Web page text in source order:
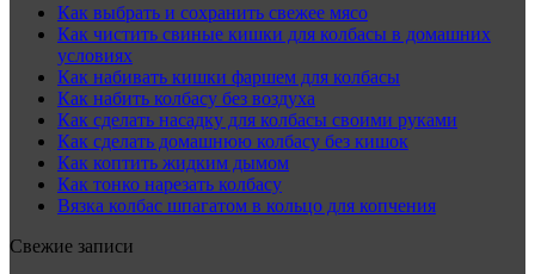
Как выбрать и сохранить свежее мясо
Как чистить свиные кишки для колбасы в домашних
условиях
Как набивать кишки фаршем для колбасы
Как набить колбасу без воздуха
Как сделать насадку для колбасы своими руками
Как сделать домашнюю колбасу без кишок
Как коптить жидким дымом
Как тонко нарезать колбасу
Вязка колбас шпагатом в кольцо для копчения
Свежие записи